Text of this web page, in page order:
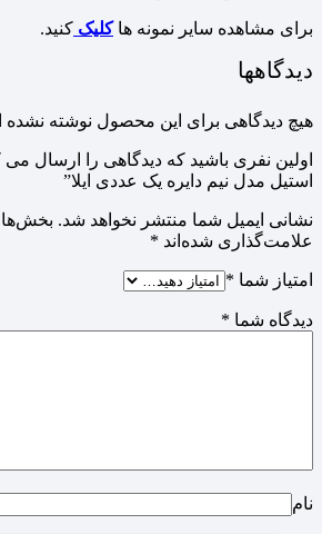
برای مشاهده سایر نمونه هاکلیک کنید.
دیدگاهها
هیچ دیدگاهی برای این محصول نوشته
اولین نفری باشید که دیدگاهی را ارسال می
استیل مدل نیم دایره یک عددی ایلا”
نشانی ایمیل شما منتشر نخواهد شد.
علامت‌گذاری شده‌اند *
امتیاز شما *
دیدگاه شما *
نام